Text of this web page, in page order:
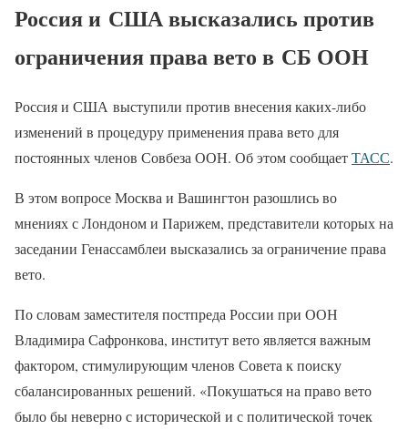
Россия и США высказались против
ограничения права вето в СБ ООН
Россия и США выступили против внесения каких-либо
изменений в процедуру применения права вето для
постоянных членов Совбеза ООН. Об этом сообщаетТАСС.
В этом вопросе Москва и Вашингтон разошлись во
мнениях с Лондоном и Парижем, представители которых на
заседании Генассамблеи высказались за ограничение права
вето.
По словам заместителя постпреда России при ООН
Владимира Сафронкова, институт вето является важным
фактором, стимулирующим членов Совета к поиску
сбалансированных решений. «Покушаться на право вето
было бы неверно с исторической и с политической точек